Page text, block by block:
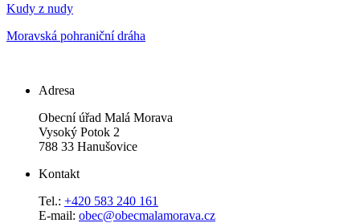
Kudy z nudy
Moravská pohraniční dráha
Adresa
Obecní úřad Malá Morava
Vysoký Potok 2
788 33 Hanušovice
Kontakt
Tel.: +420 583 240 161
E-mail: obec@obecmalamorava.cz